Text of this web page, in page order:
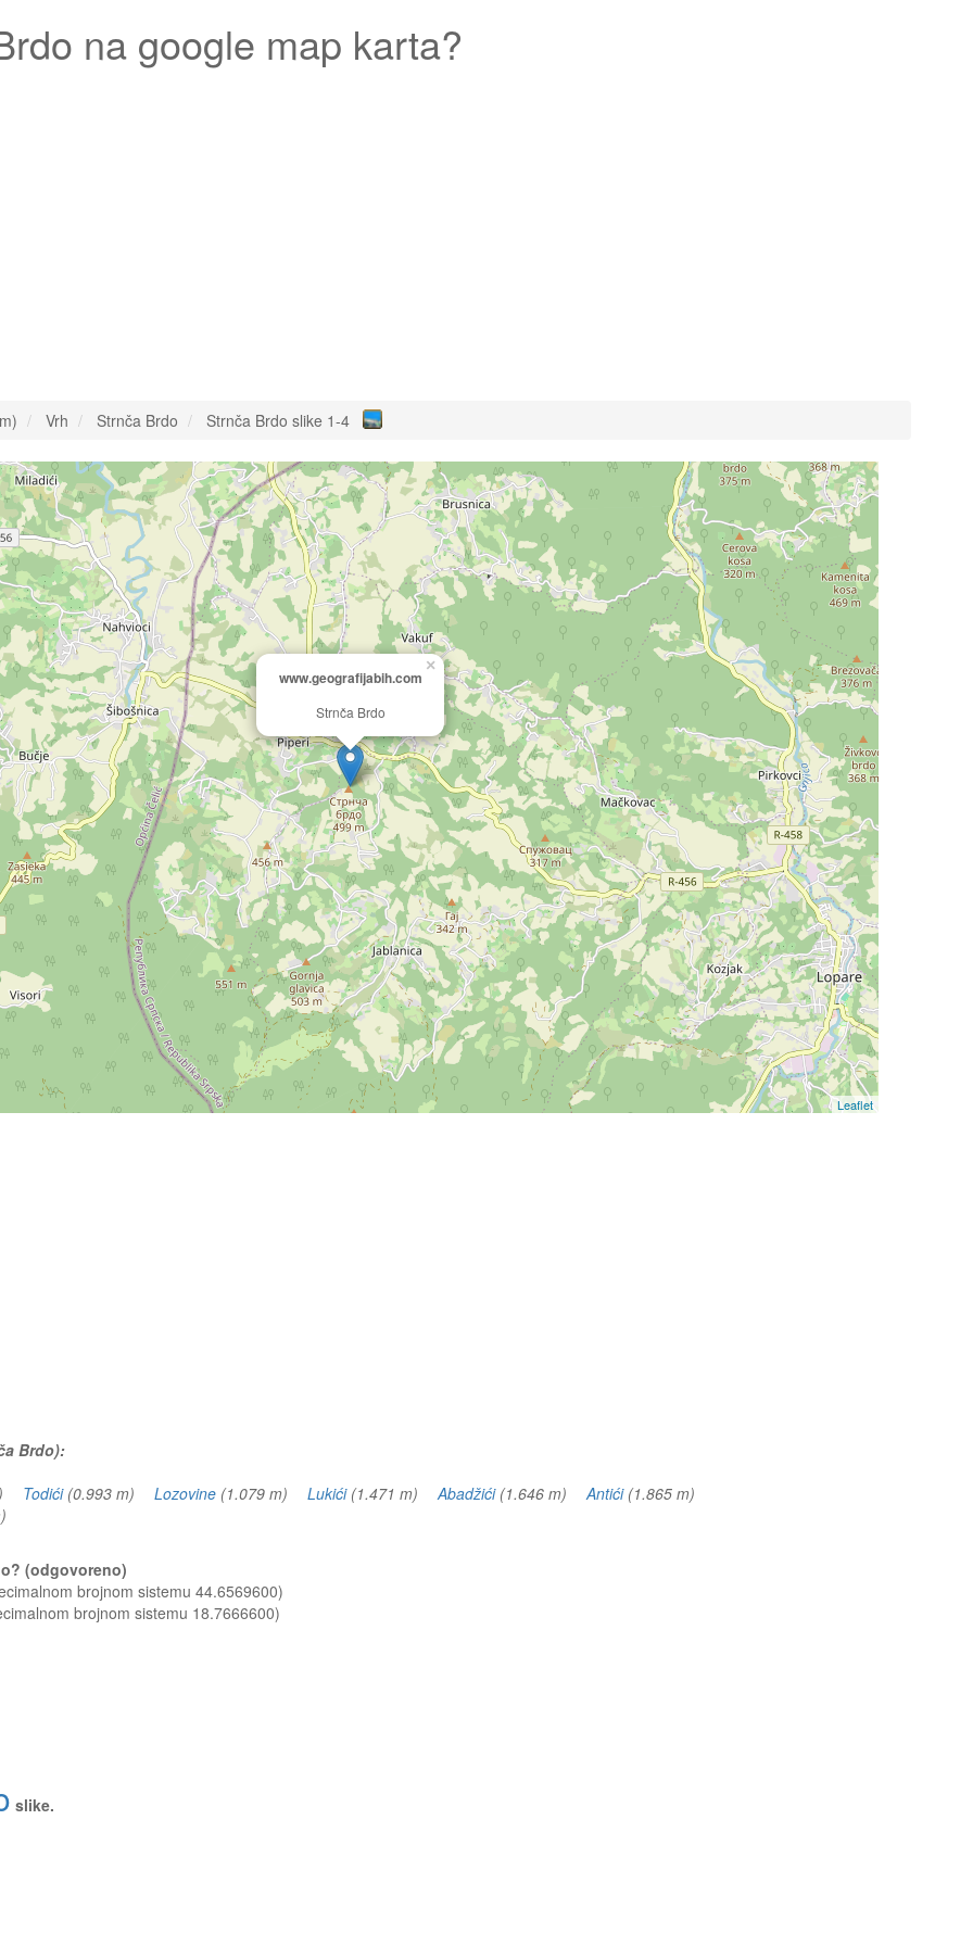
na google map karta?
Vrh Strnča Brdo Strnča Brdo slike 1-4
www.geografijabih.com
Strnča Brdo
×
Leaflet
Brdo):
Todići(0.993 m) Lozovine (1.079 m) Lukići(1.471 m)Abadžići(1.646 m)Antići(1.865 m)
(odgovoreno)
brojnom sistemu 44.6569600)
brojnom sistemu 18.7666600)
slike.